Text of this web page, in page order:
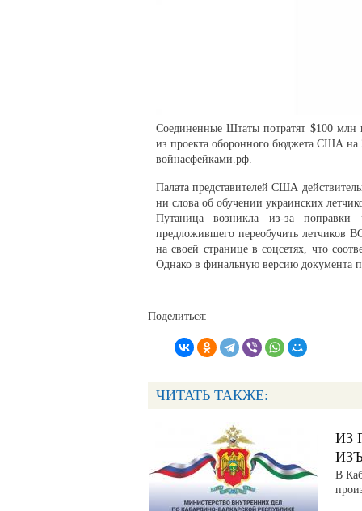
Соединенные Штаты потратят $100 млн
из проекта оборонного бюджета США на
войнасфейками.рф.
Палата представителей США
ни слова об обучении украинских
Путаница возникла из-за
предложившего переобучить летчиков
на своей странице в соцсетях, что
Однако в финальную версию документа
Поделиться:
ЧИТАТЬ ТАКЖЕ:
ИЗ
В